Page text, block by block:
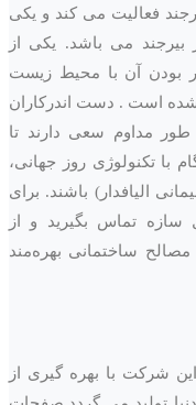
فعالیت می کند و یکی
بیرجند می باشد. یکی از
بودن آن با محیط زیست
شده است . دست اندرکاران
طور مداوم سعی دارند تا
با تکنولوژی روز جهانی،
الیافدار) باشند. برای
تماس بگیرید و از
ساختمانی بهره‌مند
شرکت با بهره گیری از